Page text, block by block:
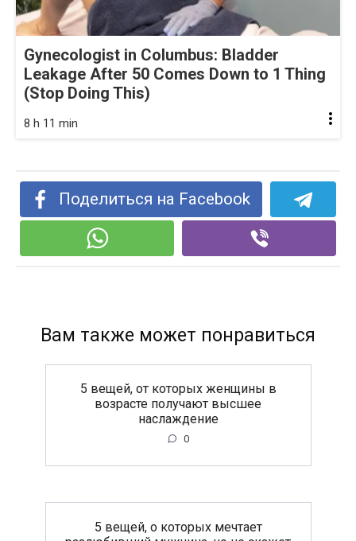
Gynecologist in Columbus: Bladder
Leakage After 50 Comes Down to 1 Thing
(Stop Doing This)
8 h 11 min
Поделиться на Facebook
Вам также может понравиться
5 вещей, от которых женщины в
возрасте получают высшее
наслаждение
0
5 вещей, о которых мечтает